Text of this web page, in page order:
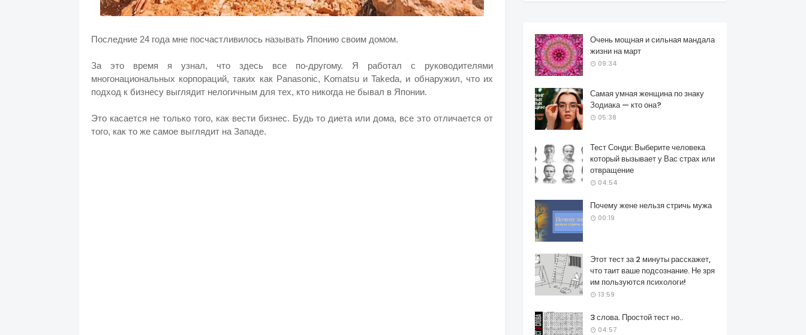
Последние 24 года мне посчастливилось называть Японию своим домом.
За это время я узнал, что здесь все по-другому. Я работал с руководителями
многонациональных корпораций, таких как Panasonic, Komatsu и Takeda, и обнаружил, что их
подход к бизнесу выглядит нелогичным для тех, кто никогда не бывал в Японии.
Это касается не только того, как вести бизнес. Будь то диета или дома, все это отличается от
того, как то же самое выглядит на Западе.
Очень мощная и сильная мандала
жизни на март
09:34
Самая умная женщина по знаку
Зодиака — кто она?
05:38
Тест Сонди: Выберите человека
который вызывает у Вас страх или
отвращение
04:54
Почему жене нельзя стричь мужа
00:19
Этот тест за 2 минуты расскажет,
что таит ваше подсознание. Не зря
им пользуются психологи!
13:59
3 слова. Простой тест но..
04:57